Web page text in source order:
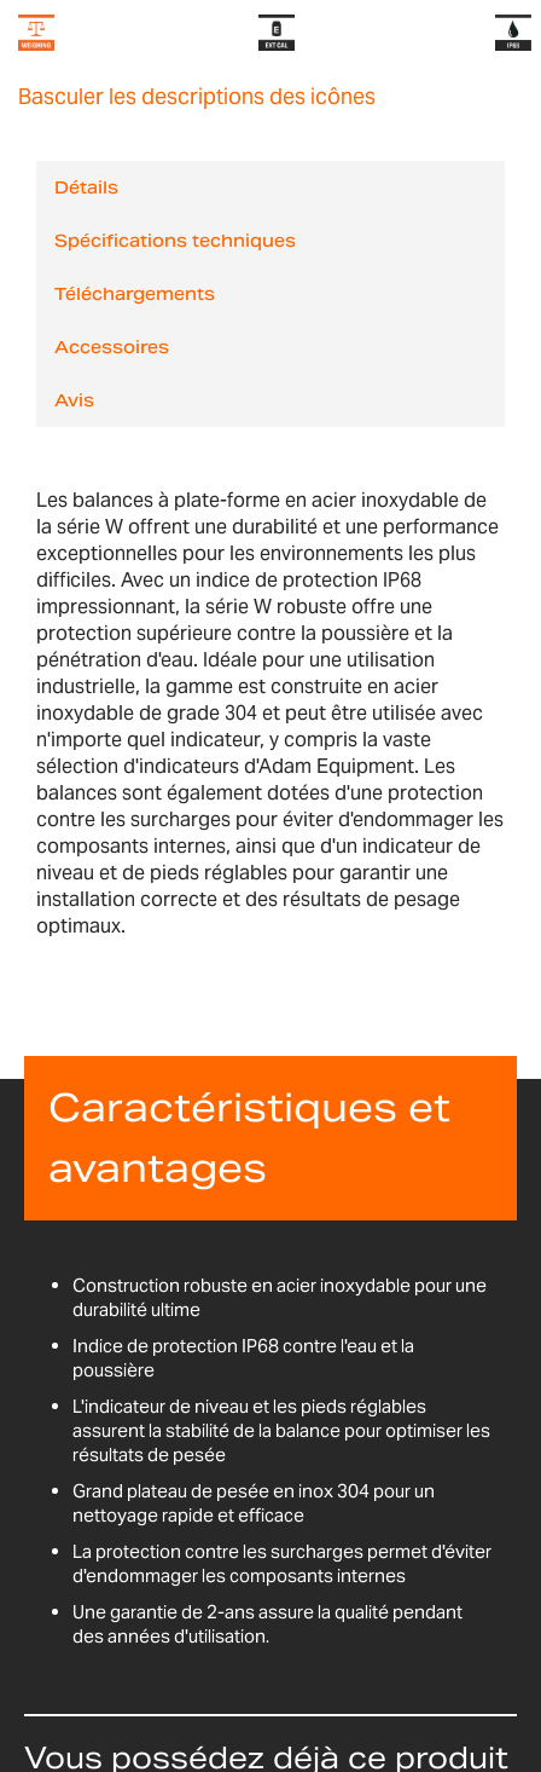
Basculer les descriptions des icônes
Détails
Spécifications techniques
Téléchargements
Accessoires
Avis
Les balances à plate-forme en acier inoxydable de
la série W offrent une durabilité et une performance
exceptionnelles pour les environnements les plus
difficiles. Avec un indice de protection IP68
impressionnant, la série W robuste offre une
protection supérieure contre la poussière et la
pénétration d'eau. Idéale pour une utilisation
industrielle, la gamme est construite en acier
inoxydable de grade 304 et peut être utilisée avec
n'importe quel indicateur, y compris la vaste
sélection d'indicateurs d'Adam Equipment. Les
balances sont également dotées d'une protection
contre les surcharges pour éviter d'endommager les
composants internes, ainsi que d'un indicateur de
niveau et de pieds réglables pour garantir une
installation correcte et des résultats de pesage
optimaux.
Caractéristiques et
avantages
Construction robuste en acier inoxydable pour une
durabilité ultime
Indice de protection IP68 contre l'eau et la
poussière
L'indicateur de niveau et les pieds réglables
assurent la stabilité de la balance pour optimiser les
résultats de pesée
Grand plateau de pesée en inox 304 pour un
nettoyage rapide et efficace
La protection contre les surcharges permet d'éviter
d'endommager les composants internes
Une garantie de 2-ans assure la qualité pendant
des années d'utilisation.
Vous possédez déjà ce produit